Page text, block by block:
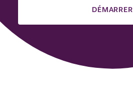
DÉMARRER